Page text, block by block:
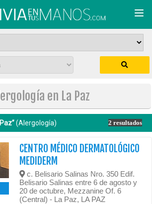
en La Paz
(Alergología) 2 resultados
CENTRO MÉDICO DERMATOLÓGICO
MEDIDERM
c. Belisario Salinas Nro. 350 Edif.
Belisario Salinas entre 6 de agosto y
20 de octubre, Mezzanine Of. 6
(Central) - La Paz, LA PAZ